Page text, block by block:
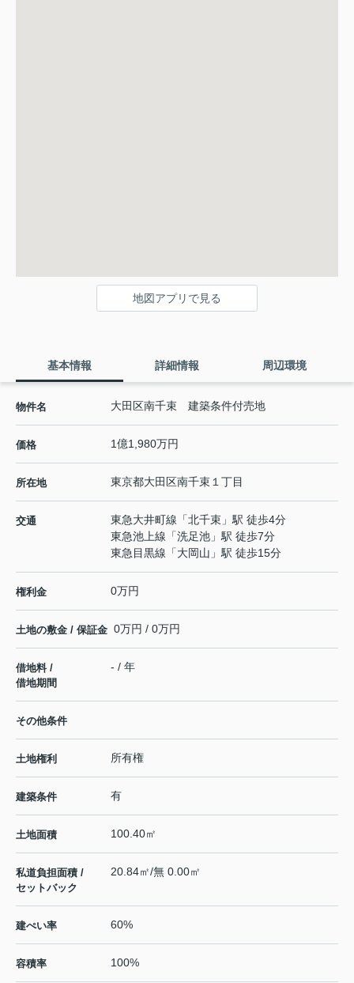
地図アプリで見る
基本情報 詳細情報 周辺環境
物件名 大田区南千束 建築条件付売地
価格 1億1,980万円
所在地 東京都大田区南千束 １丁目
交通 東急大井町線 「北千束 」駅 徒歩4分
東急池上線 「洗足池 」駅 徒歩7分
東急目黒線 「大岡山 」駅 徒歩15分
権利金 0万円
土地の敷金 / 保証金 0万円 / 0万円
借地料 /
借地期間
- / 年
その他条件
土地権利 所有権
建築条件 有
土地面積 100.40㎡
私道負担面積 /
セットバック
20.84㎡/無 0.00㎡
建ぺい率 60%
容積率 100%